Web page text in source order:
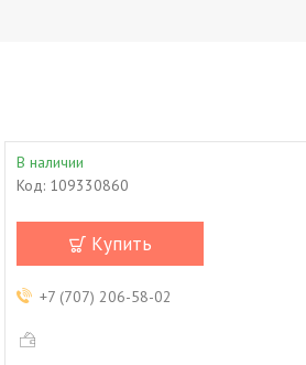
В наличии
Код: 109330860
Купить
+7 (707) 206-58-02